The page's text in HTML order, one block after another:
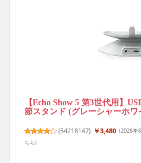
【Echo Show 5 第3世代用】
節スタンド (グレーシャーホワ
(54218147) ￥3,480 (2026年
ちら)